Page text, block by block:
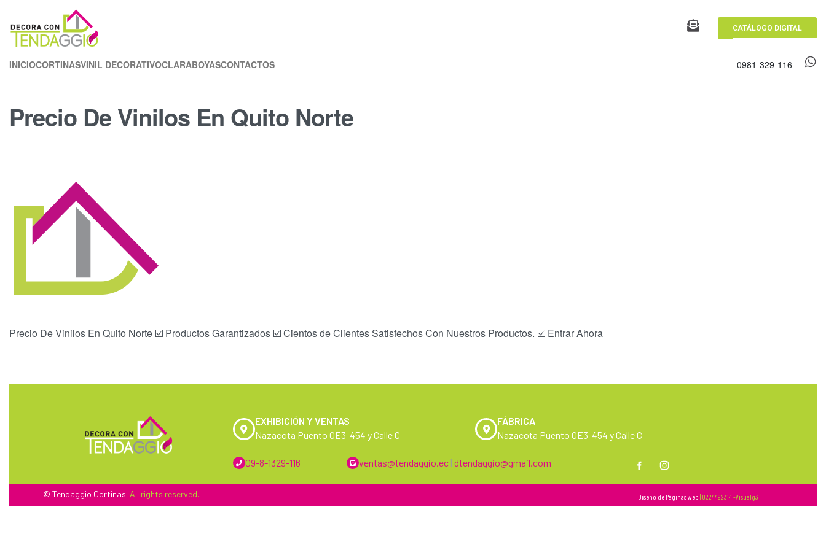
CATÁLOGO DIGITAL
INICIOCORTINASVINIL DECORATIVOCLARABOYASCONTACTOS 0981-329-116
Precio De Vinilos En Quito Norte
Precio De Vinilos En Quito Norte ☑️ Productos Garantizados ☑️ Cientos de Clientes Satisfechos Con Nuestros Productos. ☑️ Entrar Ahora
EXHIBICIÓN Y VENTAS
Nazacota Puento OE3-454 y Calle C
FÁBRICA
Nazacota Puento OE3-454 y Calle C
09-8-1329-116 ventas@tendaggio.ec | dtendaggio@gmail.com
© Tendaggio Cortinas. All rights reserved. Diseño de Páginas web | 0224492314 -Visualg3